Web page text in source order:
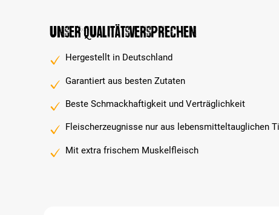
Unser Qualitätsversprechen
Hergestellt in Deutschland
Garantiert aus besten Zutaten
Beste Schmackhaftigkeit und Verträglichkeit
Fleischerzeugnisse nur aus lebensmitteltauglichen
Mit extra frischem Muskelfleisch